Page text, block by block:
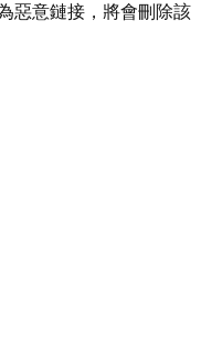
惡意鏈接，將會刪除該